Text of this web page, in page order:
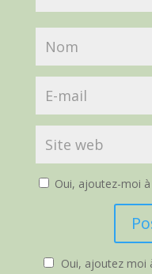
Oui, ajoutez-moi
Oui, ajoutez moi